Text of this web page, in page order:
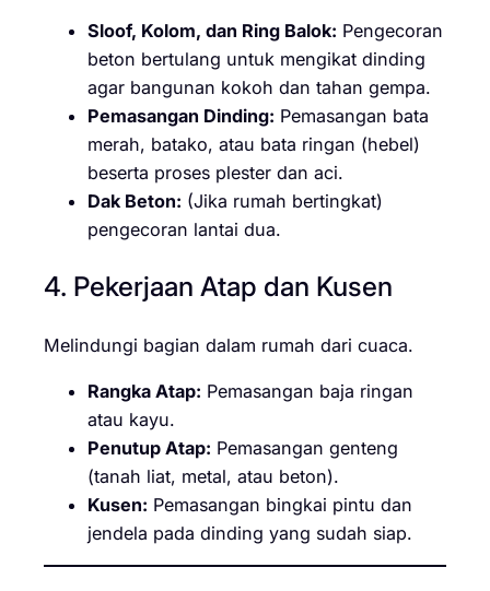
Sloof, Kolom, dan Ring Balok: Pengecoran
beton bertulang untuk mengikat dinding
agar bangunan kokoh dan tahan gempa.
Pemasangan Dinding: Pemasangan bata
merah, batako, atau bata ringan (hebel)
beserta proses plester dan aci.
Dak Beton: (Jika rumah bertingkat)
pengecoran lantai dua.
4. Pekerjaan Atap dan Kusen
Melindungi bagian dalam rumah dari cuaca.
Rangka Atap: Pemasangan baja ringan
atau kayu.
Penutup Atap: Pemasangan genteng
(tanah liat, metal, atau beton).
Kusen: Pemasangan bingkai pintu dan
jendela pada dinding yang sudah siap.